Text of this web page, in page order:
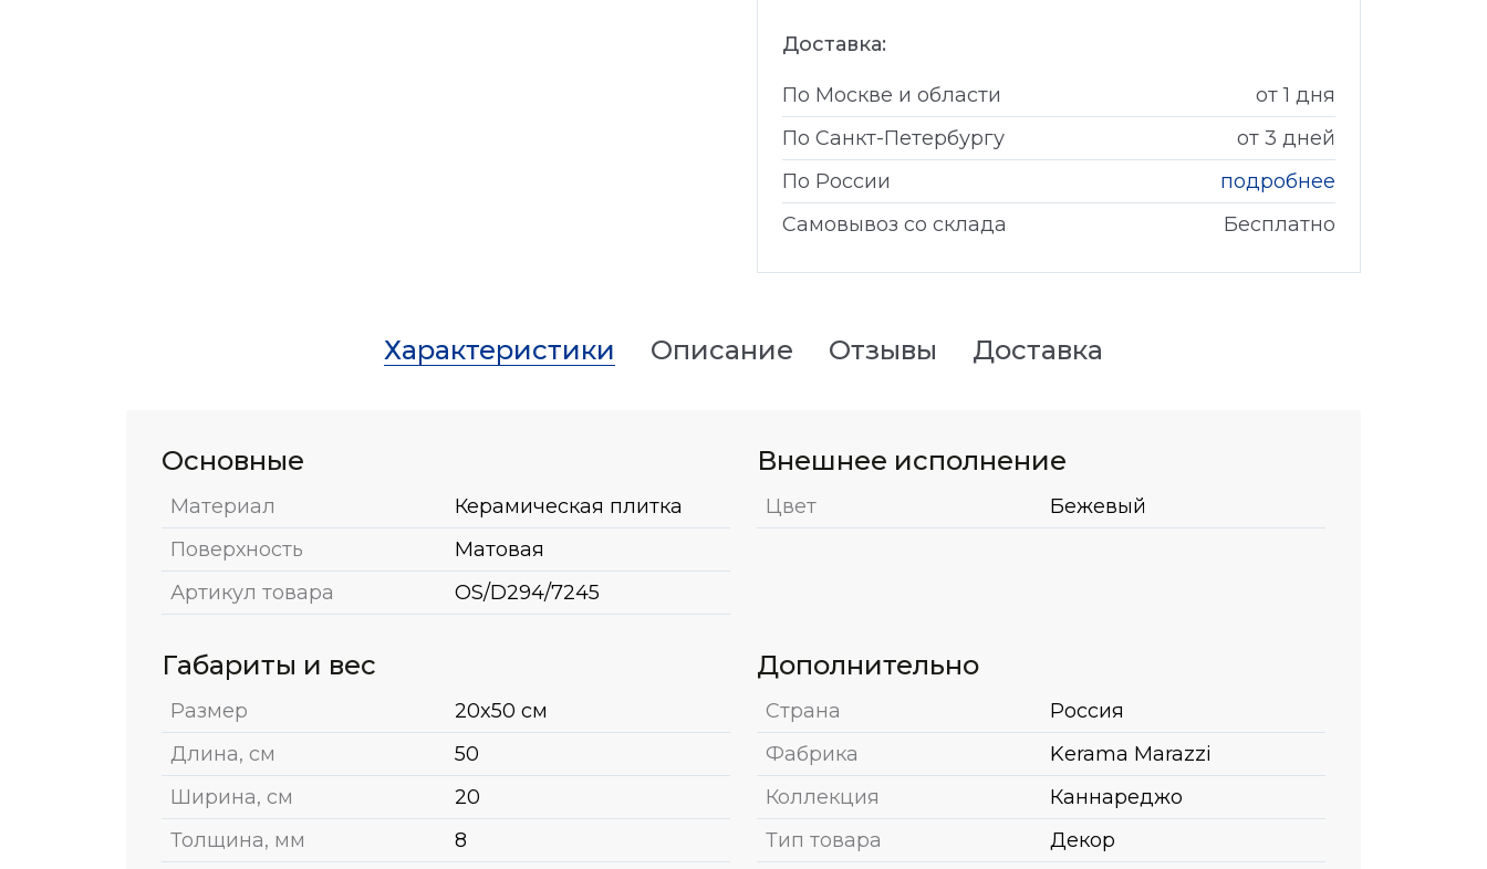
Доставка:
По Москве и области
от 1 дня
По Санкт-Петербургу
от 3 дней
По России
подробнее
Самовывоз со склада
Бесплатно
Характеристики Описание Отзывы Доставка
Основные
Материал
Керамическая плитка
Поверхность
Матовая
Артикул товара
OS/D294/7245
Внешнее исполнение
Цвет Бежевый
Габариты и вес
Размер
20x50 см
Длина, см
50
Ширина, см
20
Толщина, мм
8
Дополнительно
Страна
Россия
Фабрика
Kerama Marazzi
Коллекция
Каннареджо
Тип товара
Декор